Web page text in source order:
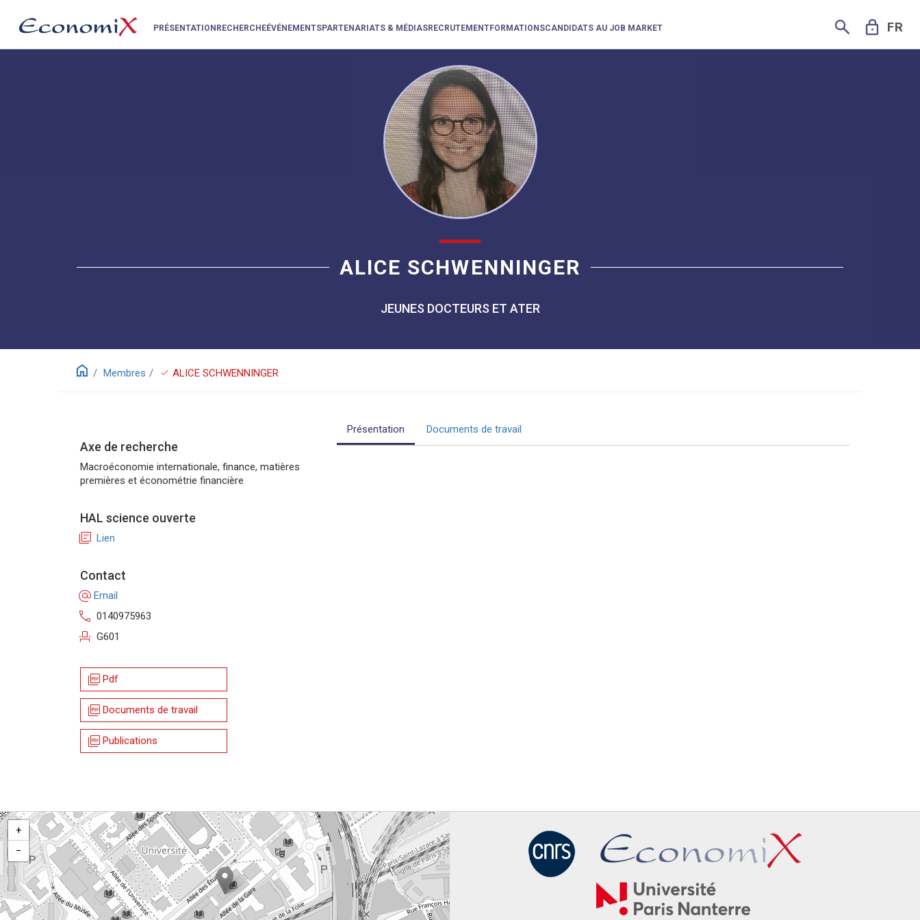
PRÉSENTATIONRECHERCHEÉVÉNEMENTSPARTENARIATS & MÉDIASRECRUTEMENTFORMATIONSCANDIDATS AU JOB MARKET SEARCH LOCK FR
ALICE SCHWENNINGER
JEUNES DOCTEURS ET ATER
home Membres check ALICE SCHWENNINGER
Axe de recherche
Macroéconomie internationale, finance, matières
premières et économétrie financière
HAL science ouverte
library_books Lien
Contact
alternate_email Email
call 0140975963
event_seat G601
picture_as_pdf Pdf
picture_as_pdf Documents de travail
picture_as_pdf Publications
Présentation Documents de travail
+
−